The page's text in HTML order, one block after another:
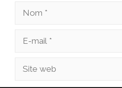
Nom
Site